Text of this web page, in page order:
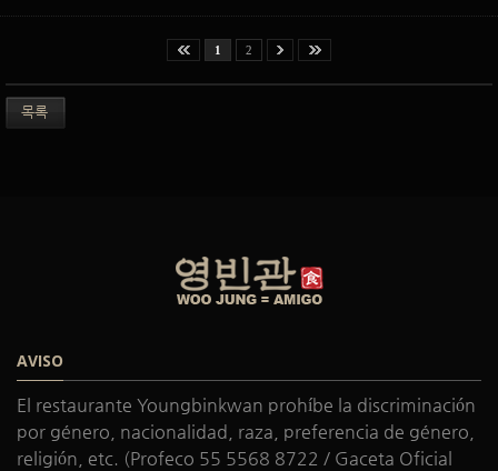
1 2
목록
AVISO
El restaurante Youngbinkwan prohíbe la discriminación
por género, nacionalidad, raza, preferencia de género,
religión, etc. (Profeco 55 5568 8722 / Gaceta Oficial